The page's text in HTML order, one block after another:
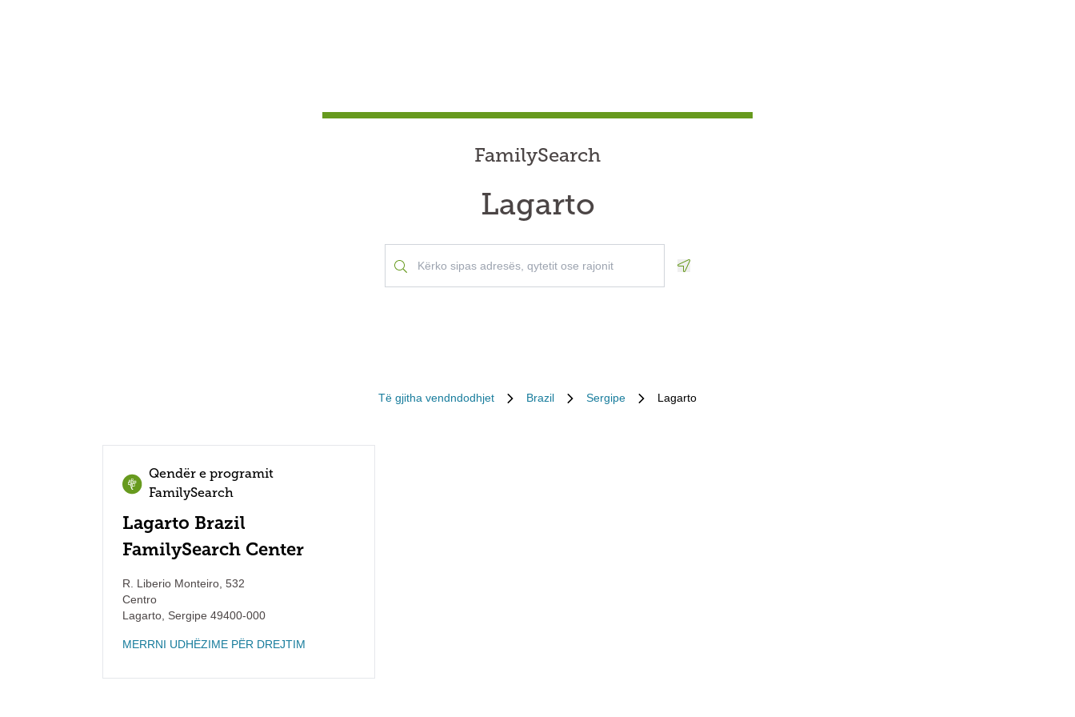
FamilySearch
Lagarto
Të gjitha vendndodhjet Brazil Sergipe Lagarto
Qendër e programit
FamilySearch
Lagarto Brazil
FamilySearch Center
R. Liberio Monteiro, 532
Centro
Lagarto Sergipe 49400-000
MERRNI UDHËZIME PËR DREJTIM